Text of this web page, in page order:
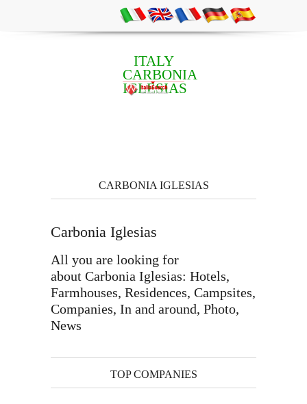
ITALY
CARBONIA
IGLESIAS
CARBONIA IGLESIAS
Carbonia Iglesias
All you are looking for
about Carbonia Iglesias: Hotels,
Farmhouses, Residences, Campsites,
Companies, In and around, Photo,
News
TOP COMPANIES